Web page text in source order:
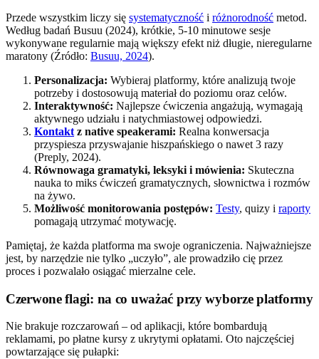
Przede wszystkim liczy się systematyczność i różnorodność metod.
Według badań Busuu (2024), krótkie, 5-10 minutowe sesje
wykonywane regularnie mają większy efekt niż długie, nieregularne
maratony (Źródło: Busuu, 2024).
Personalizacja: Wybieraj platformy, które analizują twoje
potrzeby i dostosowują materiał do poziomu oraz celów.
Interaktywność: Najlepsze ćwiczenia angażują, wymagają
aktywnego udziału i natychmiastowej odpowiedzi.
Kontakt z native speakerami: Realna konwersacja
przyspiesza przyswajanie hiszpańskiego o nawet 3 razy
(Preply, 2024).
Równowaga gramatyki, leksyki i mówienia: Skuteczna
nauka to miks ćwiczeń gramatycznych, słownictwa i rozmów
na żywo.
Możliwość monitorowania postępów: Testy, quizy i raporty
pomagają utrzymać motywację.
Pamiętaj, że każda platforma ma swoje ograniczenia. Najważniejsze
jest, by narzędzie nie tylko „uczyło”, ale prowadziło cię przez
proces i pozwalało osiągać mierzalne cele.
Czerwone flagi: na co uważać przy wyborze platformy
Nie brakuje rozczarowań – od aplikacji, które bombardują
reklamami, po płatne kursy z ukrytymi opłatami. Oto najczęściej
powtarzające się pułapki: